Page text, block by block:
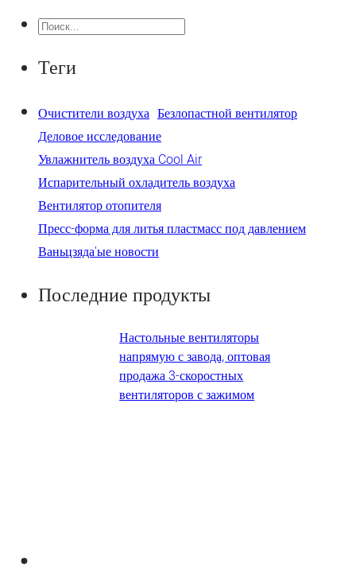
Поиск
Теги
Очистители воздуха Безлопастной вентилятор
Деловое исследование
Увлажнитель воздуха Cool Air
Испарительный охладитель воздуха
Вентилятор отопителя
Пресс-форма для литья пластмасс под давлением
Ваньцзяда'ые новости
Последние продукты
Настольные вентиляторы
напрямую с завода, оптовая
продажа 3-скоростных
вентиляторов с зажимом